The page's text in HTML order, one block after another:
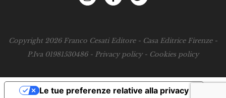
Copyright 2026 Franco Cesati Editore - Casa Editrice Firenze -
P.Iva 01981530486 - Privacy policy- Cookies policy
Le tue preferenze relative alla privacy